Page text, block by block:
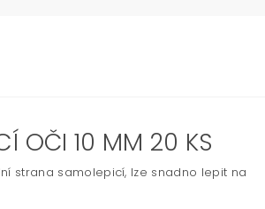
OČI 10 MM 20 KS
strana samolepicí, lze snadno lepit na